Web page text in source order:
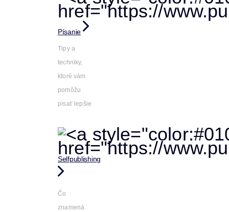
Písanie
Tipy a
techniky,
ktoré vám
pomôžu
písať lepšie
Selfpublishing
Čo
znamená